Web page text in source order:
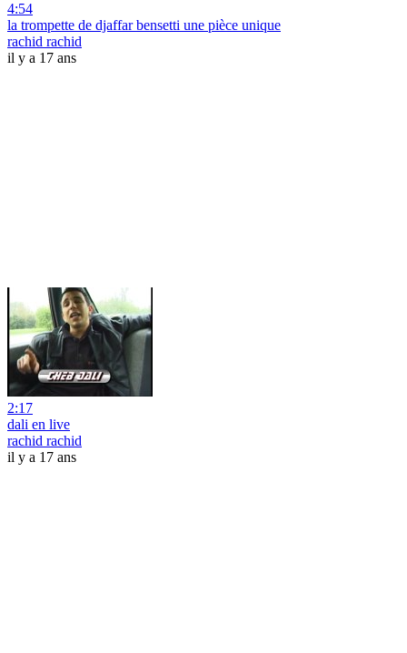
4:54
la trompette de djaffar bensetti une pièce unique
rachid rachid
il y a 17 ans
2:17
dali en live
rachid rachid
il y a 17 ans